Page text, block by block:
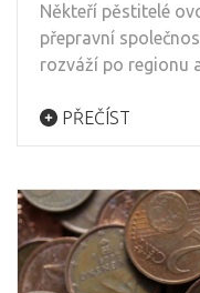
Někteří pěstitelé
přepravní
rozváží po regionu
PŘEČÍST